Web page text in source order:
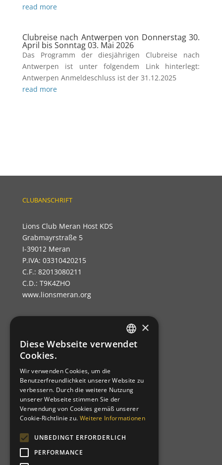
read more
Clubreise nach Antwerpen von Donnerstag 30.
April bis Sonntag 03. Mai 2026
Das Programm der diesjährigen Clubreise nach
Antwerpen ist unter folgendem Link hinterlegt:
Antwerpen Anmeldeschluss ist der 31.12.2025
read more
CLUBANSCHRIFT
Lions Club Meran Host KDS
Grabmayrstraße 5
I-39012 Meran
P.IVA: 03310420215
C.F.: 82013080211
C.D.: T9K4ZHO
www.lionsmeran.org
IBAN: IT39C0811258591000303200680
SWIFT-BIC: RZSBIT21101
Distrikt 108TA1
Clubcode: 21064
Homologiert am 12-03-1957
Charternight am 19-10-1957
Patenclub: Bolzano Bozen Host
GERMAN
×
Diese Webseite verwendet
Cookies.
Wir verwenden Cookies, um die
Benutzerfreundlichkeit unserer Website zu
verbessern. Durch die weitere Nutzung
unserer Webseite stimmen Sie der
Verwendung von Cookies gemäß unserer
Cookie-Richtlinie zu. Weitere Informationen
UNBEDINGT ERFORDERLICH
PERFORMANCE